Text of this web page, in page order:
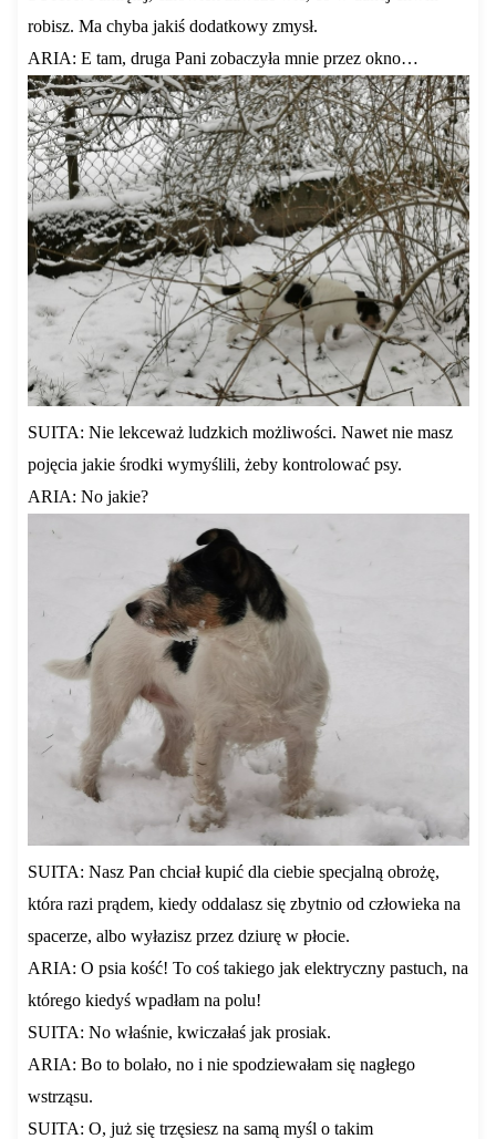
robisz. Ma chyba jakiś dodatkowy zmysł.
ARIA: E tam, druga Pani zobaczyła mnie przez okno…
SUITA: Nie lekceważ ludzkich możliwości. Nawet nie masz
pojęcia jakie środki wymyślili, żeby kontrolować psy.
ARIA: No jakie?
SUITA: Nasz Pan chciał kupić dla ciebie specjalną obrożę,
która razi prądem, kiedy oddalasz się zbytnio od człowieka na
spacerze, albo wyłazisz przez dziurę w płocie.
ARIA: O psia kość! To coś takiego jak elektryczny pastuch, na
którego kiedyś wpadłam na polu!
SUITA: No właśnie, kwiczałaś jak prosiak.
ARIA: Bo to bolało, no i nie spodziewałam się nagłego
wstrząsu.
SUITA: O, już się trzęsiesz na samą myśl o takim